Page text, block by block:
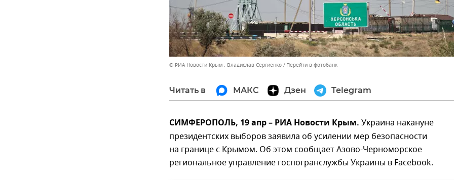
© РИА Новости Крым . Владислав Сергиенко Перейти в фотобанк
Читать в МАКС Дзен Telegram
СИМФЕРОПОЛЬ, 19 апр – РИА Новости Крым. Украина накануне
президентских выборов заявила об усилении мер безопасности
на границе с Крымом. Об этом сообщает Азово-Черноморское
региональное управление госпогранслужбы Украины в Facebook.